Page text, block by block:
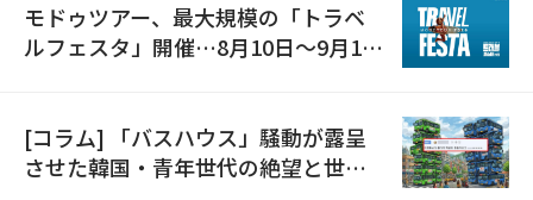
モドゥツアー、最大規模の「トラベ
ルフェスタ」開催…8月10日～9月11
[コラム] 「バスハウス」騒動が露呈
させた韓国・青年世代の絶望と世代